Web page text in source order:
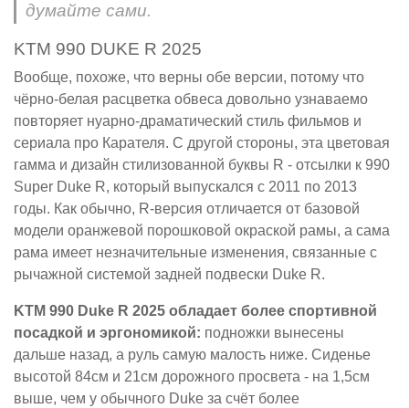
думайте сами.
KTM 990 DUKE R 2025
Вообще, похоже, что верны обе версии, потому что
чёрно-белая расцветка обвеса довольно узнаваемо
повторяет нуарно-драматический стиль фильмов и
сериала про Карателя. С другой стороны, эта цветовая
гамма и дизайн стилизованной буквы R - отсылки к 990
Super Duke R, который выпускался с 2011 по 2013
годы. Как обычно, R-версия отличается от базовой
модели оранжевой порошковой окраской рамы, а сама
рама имеет незначительные изменения, связанные с
рычажной системой задней подвески Duke R.
KTM 990 Duke R 2025 обладает более спортивной
посадкой и эргономикой: подножки вынесены
дальше назад, а руль самую малость ниже. Сиденье
высотой 84см и 21см дорожного просвета - на 1,5см
выше, чем у обычного Duke за счёт более